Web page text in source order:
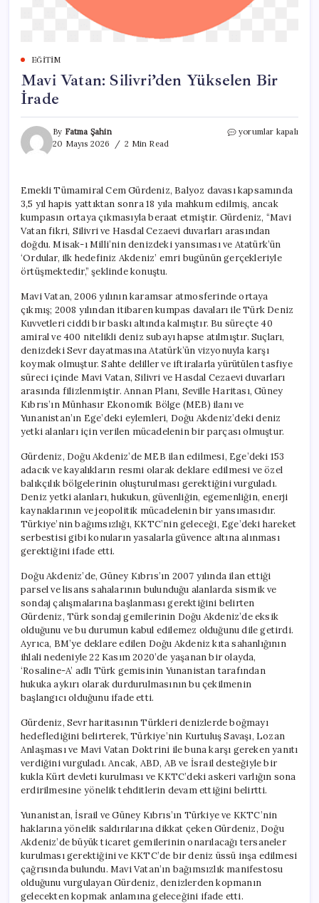
EĞITIM
Mavi Vatan: Silivri’den Yükselen Bir
İrade
By Fatma Şahin
20 Mayıs 2026
2 Min Read
Mavi
İrade
için
yorumlar kapalı
Emekli Tümamiral Cem Gürdeniz, Balyoz davası kapsamında
3,5 yıl hapis yattıktan sonra 18 yıla mahkum edilmiş, ancak
kumpasın ortaya çıkmasıyla beraat etmiştir. Gürdeniz, “Mavi
Vatan fikri, Silivri ve Hasdal Cezaevi duvarları arasından
doğdu. Misak-ı Milli’nin denizdeki yansıması ve Atatürk’ün
‘Ordular, ilk hedefiniz Akdeniz’ emri bugünün gerçekleriyle
örtüşmektedir,” şeklinde konuştu.
Mavi Vatan, 2006 yılının karamsar atmosferinde ortaya
çıkmış; 2008 yılından itibaren kumpas davaları ile Türk Deniz
Kuvvetleri ciddi bir baskı altında kalmıştır. Bu süreçte 40
amiral ve 400 nitelikli deniz subayı hapse atılmıştır. Suçları,
denizdeki Sevr dayatmasına Atatürk’ün vizyonuyla karşı
koymak olmuştur. Sahte deliller ve iftiralarla yürütülen tasfiye
süreci içinde Mavi Vatan, Silivri ve Hasdal Cezaevi duvarları
arasında filizlenmiştir. Annan Planı, Seville Haritası, Güney
Kıbrıs’ın Münhasır Ekonomik Bölge (MEB) ilanı ve
Yunanistan’ın Ege’deki eylemleri, Doğu Akdeniz’deki deniz
yetki alanları için verilen mücadelenin bir parçası olmuştur.
Gürdeniz, Doğu Akdeniz’de MEB ilan edilmesi, Ege’deki 153
adacık ve kayalıkların resmi olarak deklare edilmesi ve özel
balıkçılık bölgelerinin oluşturulması gerektiğini vurguladı.
Deniz yetki alanları, hukukun, güvenliğin, egemenliğin, enerji
kaynaklarının ve jeopolitik mücadelenin bir yansımasıdır.
Türkiye’nin bağımsızlığı, KKTC’nin geleceği, Ege’deki hareket
serbestisi gibi konuların yasalarla güvence altına alınması
gerektiğini ifade etti.
Doğu Akdeniz’de, Güney Kıbrıs’ın 2007 yılında ilan ettiği
parsel ve lisans sahalarının bulunduğu alanlarda sismik ve
sondaj çalışmalarına başlanması gerektiğini belirten
Gürdeniz, Türk sondaj gemilerinin Doğu Akdeniz’de eksik
olduğunu ve bu durumun kabul edilemez olduğunu dile getirdi.
Ayrıca, BM’ye deklare edilen Doğu Akdeniz kıta sahanlığının
ihlali nedeniyle 22 Kasım 2020’de yaşanan bir olayda,
‘Rosaline-A’ adlı Türk gemisinin Yunanistan tarafından
hukuka aykırı olarak durdurulmasının bu çekilmenin
başlangıcı olduğunu ifade etti.
Gürdeniz, Sevr haritasının Türkleri denizlerde boğmayı
hedeflediğini belirterek, Türkiye’nin Kurtuluş Savaşı, Lozan
Anlaşması ve Mavi Vatan Doktrini ile buna karşı gereken yanıtı
verdiğini vurguladı. Ancak, ABD, AB ve İsrail desteğiyle bir
kukla Kürt devleti kurulması ve KKTC’deki askeri varlığın sona
erdirilmesine yönelik tehditlerin devam ettiğini belirtti.
Yunanistan, İsrail ve Güney Kıbrıs’ın Türkiye ve KKTC’nin
haklarına yönelik saldırılarına dikkat çeken Gürdeniz, Doğu
Akdeniz’de büyük ticaret gemilerinin onarılacağı tersaneler
kurulması gerektiğini ve KKTC’de bir deniz üssü inşa edilmesi
çağrısında bulundu. Mavi Vatan’ın bağımsızlık manifestosu
olduğunu vurgulayan Gürdeniz, denizlerden kopmanın
gelecekten kopmak anlamına geleceğini ifade etti.